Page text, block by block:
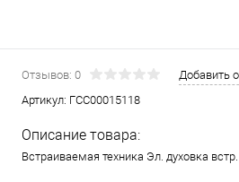
Отзывов: 0
Добавить
Артикул: ГСС00015118
Описание товара:
Встраиваемая техника Эл. духовка